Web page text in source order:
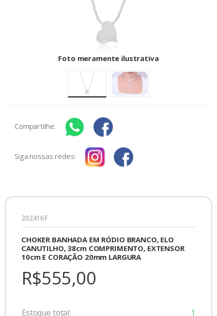
Foto meramente ilustrativa
Compartilhe:
Siga nossas redes:
202416F
CHOKER BANHADA EM RÓDIO BRANCO, ELO
CANUTILHO, 38cm COMPRIMENTO, EXTENSOR
10cm E CORAÇÃO 20mm LARGURA
R$555,00
Estoque total: 1